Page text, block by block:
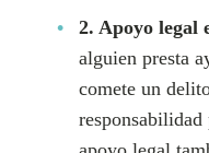
2. Apoyo legal
alguien presta
comete un